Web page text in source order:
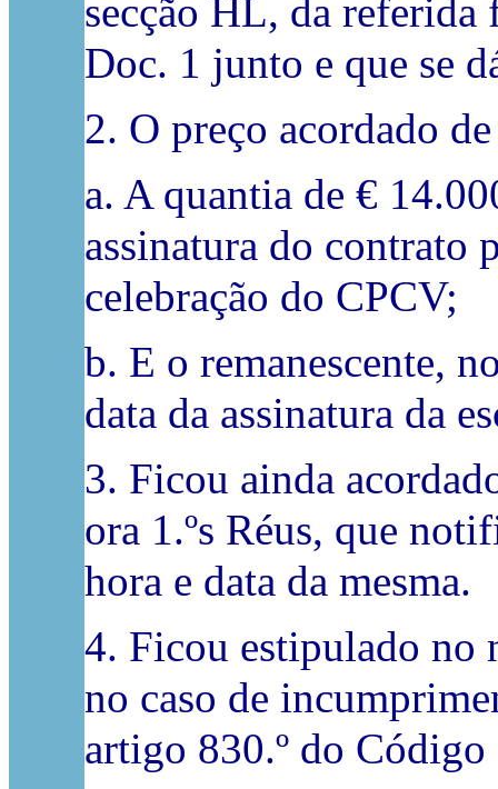
secção HL, da referida
Doc. 1 junto e que se
2. O preço acordado
a. A quantia de €
assinatura do contrato
celebração do CPCV;
b. E o remanescente,
data da assinatura da
3. Ficou ainda
ora 1.ºs Réus, que
hora e data da mesma.
4. Ficou estipulado no
no caso de
artigo 830.º do